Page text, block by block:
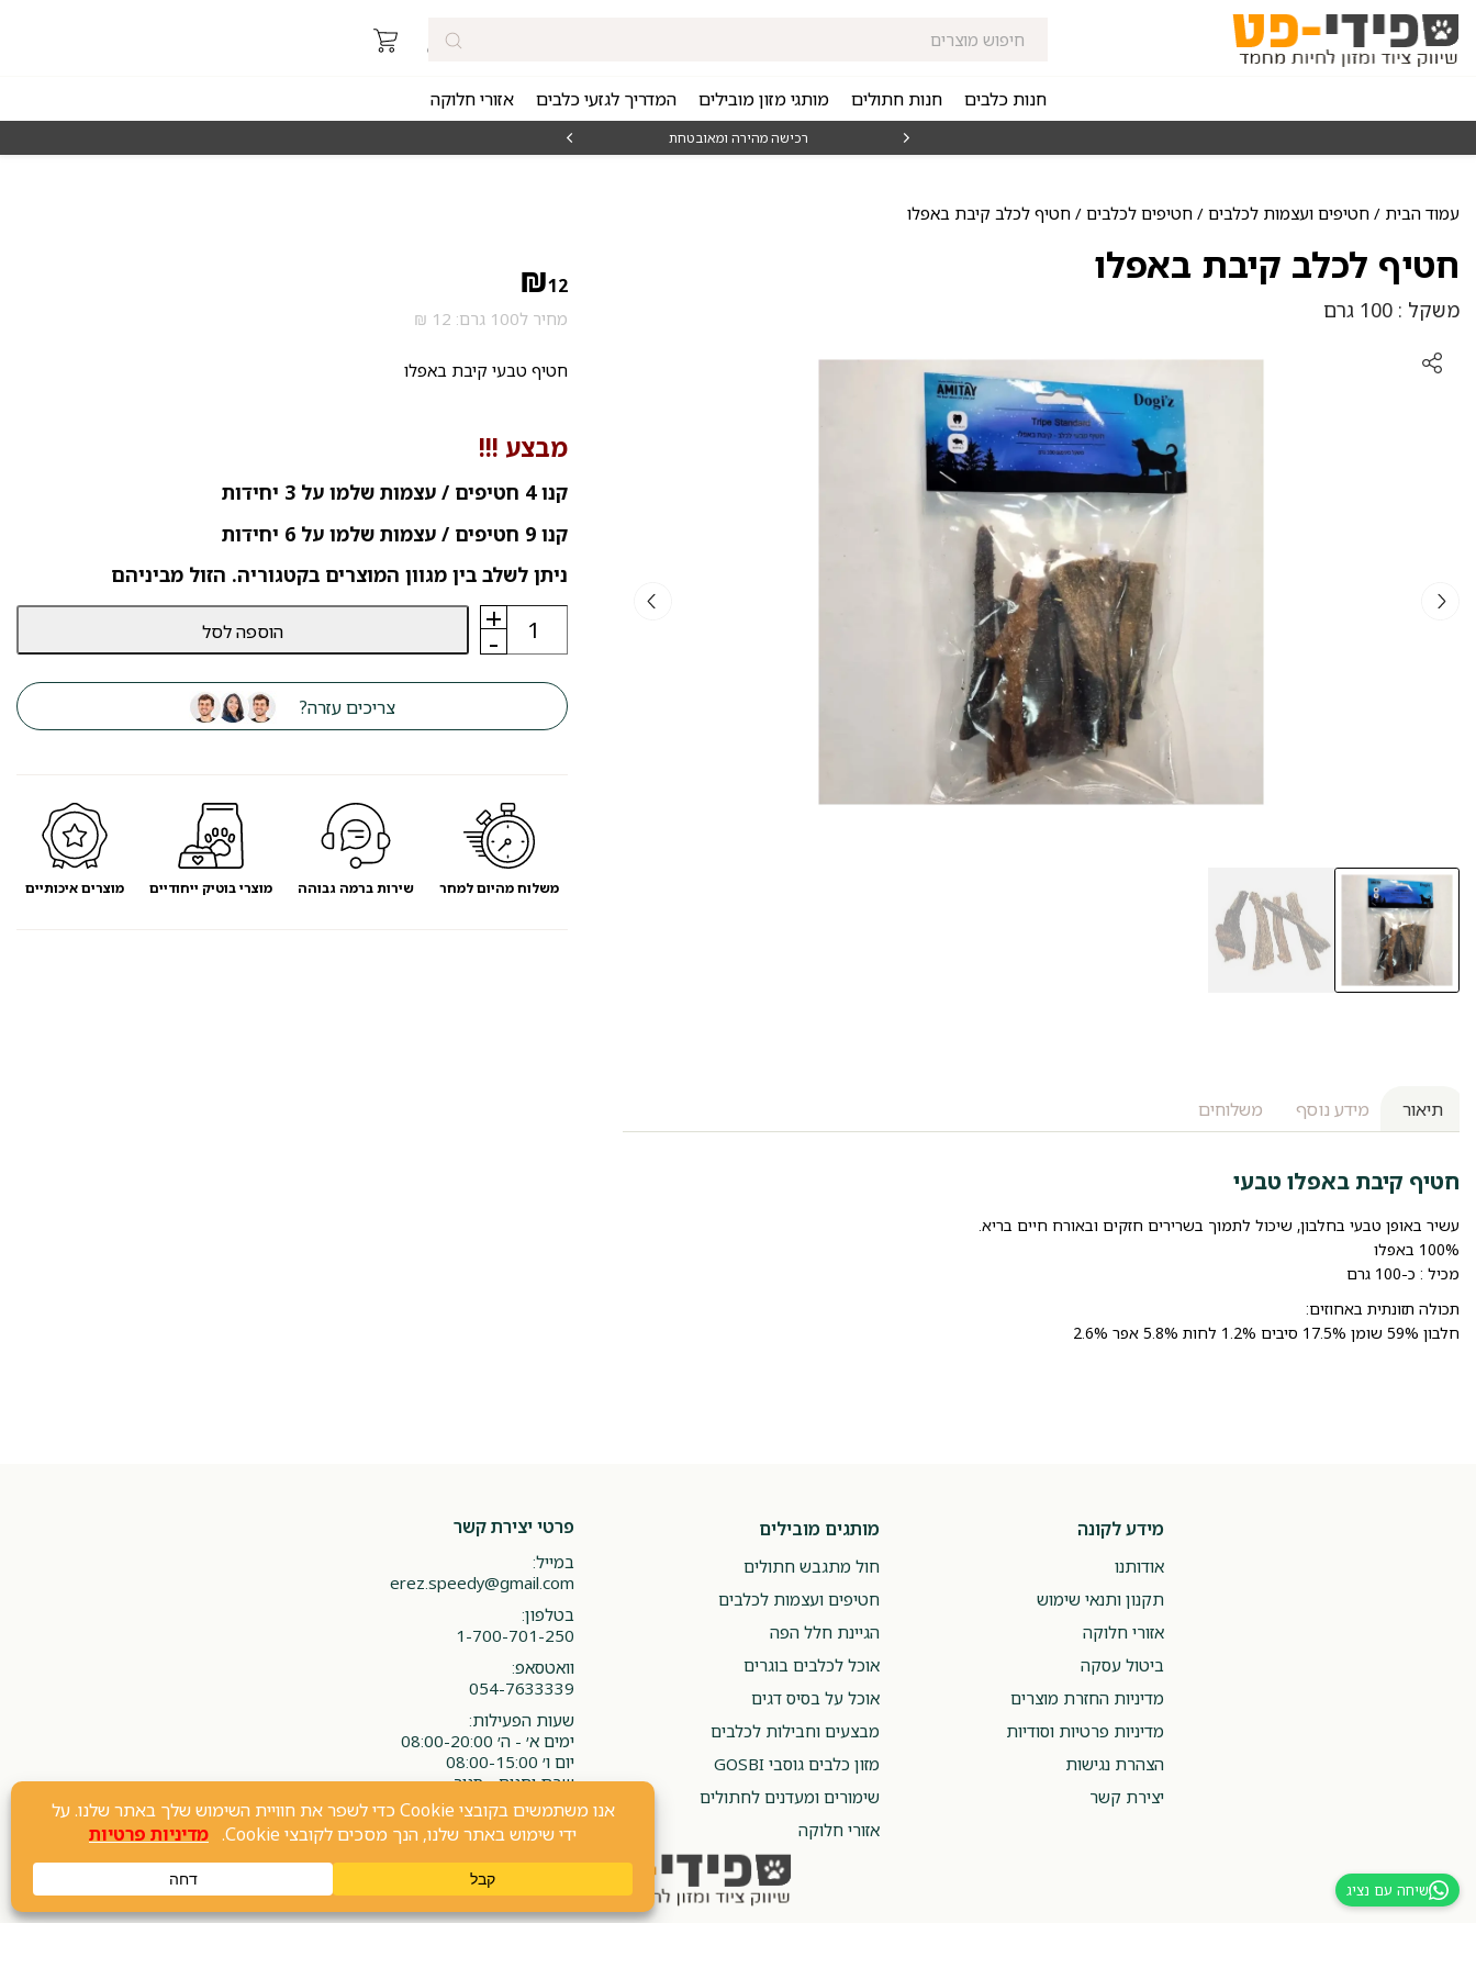
חנות כלבים חנות חתולים מותגי מזון מובילים המדריך לגזעי כלבים אזורי חלוקה
רכישה מהירה ומאובטחת
עמוד הבית / חטיפים ועצמות לכלבים / חטיפים לכלבים / חטיף לכלב קיבת באפלו
חטיף לכלב קיבת באפלו
משקל : 100 גרם
תיאור מידע נוסף משלוחים
חטיף קיבת באפלו טבעי
עשיר באופן טבעי בחלבון, שיכול לתמוך בשרירים חזקים ובאורח חיים בריא.
100% באפלו
מכיל : כ-100 גרם
תכולה תזונתית באחוזים:
חלבון 59% שומן 17.5% סיבים 1.2% לחות 5.8% אפר 2.6%
₪12
מחיר ל100 גרם: 12 ₪
חטיף טבעי קיבת באפלו
מבצע !!!
קנו 4 חטיפים / עצמות שלמו על 3 יחידות
קנו 9 חטיפים / עצמות שלמו על 6 יחידות
ניתן לשלב בין מגוון המוצרים בקטגוריה. הזול מביניהם
-
כמות
חטיף
קיבת
באפלו
+ הוספה לסל
צריכים עזרה?
משלוח מהיום למחר שירות ברמה גבוהה מוצרי בוטיק ייחודיים מוצרים איכותיים
מידע לקונה
אודותנו
תקנון ותנאי שימוש
אזורי חלוקה
ביטול עסקה
מדיניות החזרת מוצרים
מדיניות פרטיות וסודיות
הצהרת נגישות
יצירת קשר
מותגים מובילים
חול מתגבש חתולים
חטיפים ועצמות לכלבים
הגיינת חלל הפה
אוכל לכלבים בוגרים
אוכל על בסיס דגים
מבצעים וחבילות לכלבים
מזון כלבים גוסבי GOSBI
שימורים ומעדנים לחתולים
אזורי חלוקה
פרטי יצירת קשר
במייל:
erez.speedy@gmail.com
בטלפון:
1-700-701-250
וואטסאפ:
054-7633339
שעות הפעילות:
ימים א׳ - ה׳ 08:00-20:00
יום ו׳ 08:00-15:00
שבת וחגים - סגור
שיחה עם נציג